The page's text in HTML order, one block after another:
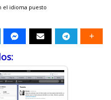
el idioma puesto